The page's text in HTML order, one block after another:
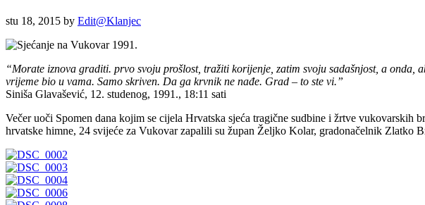
stu 18, 2015 by Edit@Klanjec
“Morate iznova graditi. prvo svoju prošlost, tražiti korijenje, zatim svoju sadašnjost, a onda,
vrijeme bio u vama. Samo skriven. Da ga krvnik ne nađe. Grad – to ste vi.”
Siniša Glavašević, 12. studenog, 1991., 18:11 sati
Večer uoči Spomen dana kojim se cijela Hrvatska sjeća tragične sudbine i žrtve
hrvatske himne, 24 svijeće za Vukovar zapalili su župan Željko Kolar, gradonačelnik